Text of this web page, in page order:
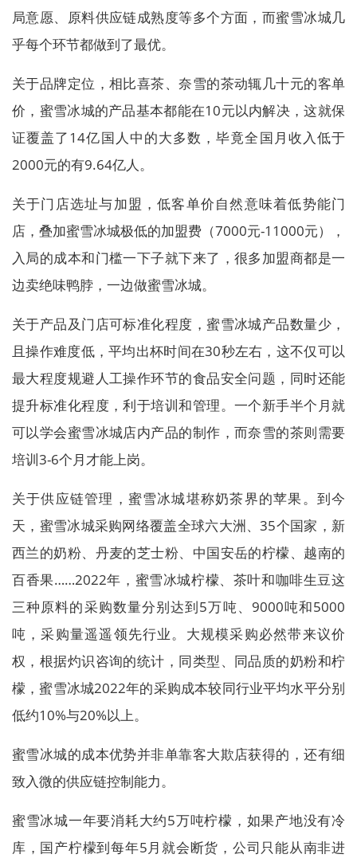
局意愿、原料供应链成熟度等多个方面，而蜜雪冰城几
乎每个环节都做到了最优。
关于品牌定位，相比喜茶、奈雪的茶动辄几十元的客单
价，蜜雪冰城的产品基本都能在10元以内解决，这就保
证覆盖了14亿国人中的大多数，毕竟全国月收入低于
2000元的有9.64亿人。
关于门店选址与加盟，低客单价自然意味着低势能门
店，叠加蜜雪冰城极低的加盟费（7000元-11000元），
入局的成本和门槛一下子就下来了，很多加盟商都是一
边卖绝味鸭脖，一边做蜜雪冰城。
关于产品及门店可标准化程度，蜜雪冰城产品数量少，
且操作难度低，平均出杯时间在30秒左右，这不仅可以
最大程度规避人工操作环节的食品安全问题，同时还能
提升标准化程度，利于培训和管理。一个新手半个月就
可以学会蜜雪冰城店内产品的制作，而奈雪的茶则需要
培训3-6个月才能上岗。
关于供应链管理，蜜雪冰城堪称奶茶界的苹果。到今
天，蜜雪冰城采购网络覆盖全球六大洲、35个国家，新
西兰的奶粉、丹麦的芝士粉、中国安岳的柠檬、越南的
百香果……2022年，蜜雪冰城柠檬、茶叶和咖啡生豆这
三种原料的采购数量分别达到5万吨、9000吨和5000
吨，采购量遥遥领先行业。大规模采购必然带来议价
权，根据灼识咨询的统计，同类型、同品质的奶粉和柠
檬，蜜雪冰城2022年的采购成本较同行业平均水平分别
低约10%与20%以上。
蜜雪冰城的成本优势并非单靠客大欺店获得的，还有细
致入微的供应链控制能力。
蜜雪冰城一年要消耗大约5万吨柠檬，如果产地没有冷
库，国产柠檬到每年5月就会断货，公司只能从南非进